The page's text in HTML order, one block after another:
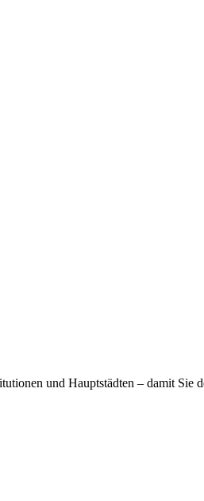
und Hauptstädten – damit Sie